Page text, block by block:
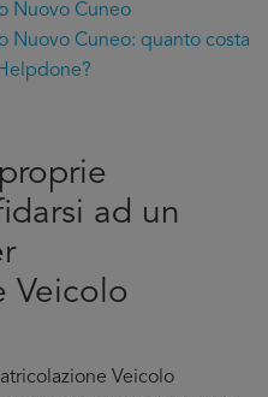
Nuovo Cuneo
Nuovo Cuneo: quanto costa
ad un
Veicolo
Veicolo